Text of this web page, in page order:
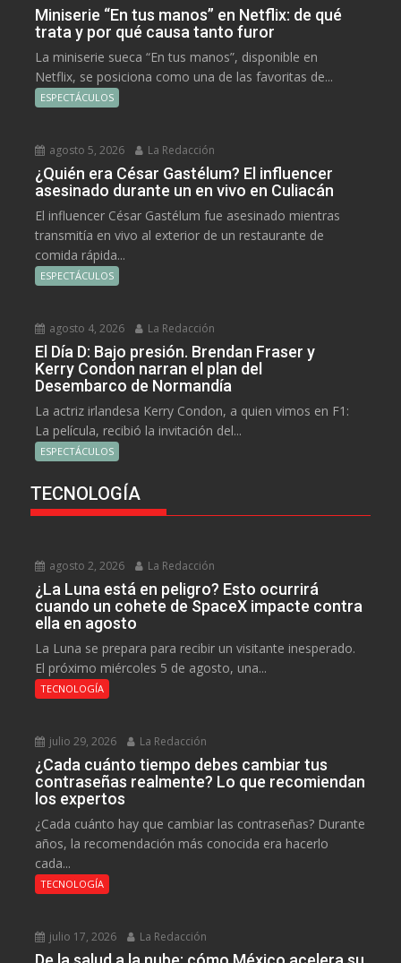
Miniserie “En tus manos” en Netflix: de qué
trata y por qué causa tanto furor
La miniserie sueca “En tus manos”, disponible en
Netflix, se posiciona como una de las favoritas de...
ESPECTÁCULOS
agosto 5, 2026 La Redacción
¿Quién era César Gastélum? El influencer
asesinado durante un en vivo en Culiacán
El influencer César Gastélum fue asesinado mientras
transmitía en vivo al exterior de un restaurante de
comida rápida...
ESPECTÁCULOS
agosto 4, 2026 La Redacción
El Día D: Bajo presión. Brendan Fraser y
Kerry Condon narran el plan del
Desembarco de Normandía
La actriz irlandesa Kerry Condon, a quien vimos en F1:
La película, recibió la invitación del...
ESPECTÁCULOS
TECNOLOGÍA
agosto 2, 2026 La Redacción
¿La Luna está en peligro? Esto ocurrirá
cuando un cohete de SpaceX impacte contra
ella en agosto
La Luna se prepara para recibir un visitante inesperado.
El próximo miércoles 5 de agosto, una...
TECNOLOGÍA
julio 29, 2026 La Redacción
¿Cada cuánto tiempo debes cambiar tus
contraseñas realmente? Lo que recomiendan
los expertos
¿Cada cuánto hay que cambiar las contraseñas? Durante
años, la recomendación más conocida era hacerlo
cada...
TECNOLOGÍA
julio 17, 2026 La Redacción